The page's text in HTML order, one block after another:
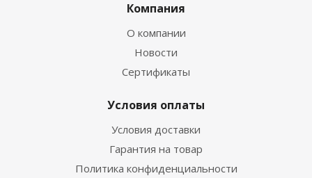
Компания
О компании
Новости
Сертификаты
Условия оплаты
Условия доставки
Гарантия на товар
Политика конфиденциальности